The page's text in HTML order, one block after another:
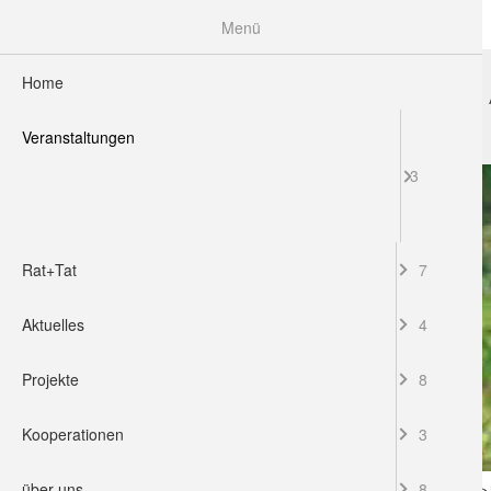
Menü
Home
Veranstaltungen
3
Rat+Tat 7
Aktuelles 4
Projekte 8
Kooperationen 3